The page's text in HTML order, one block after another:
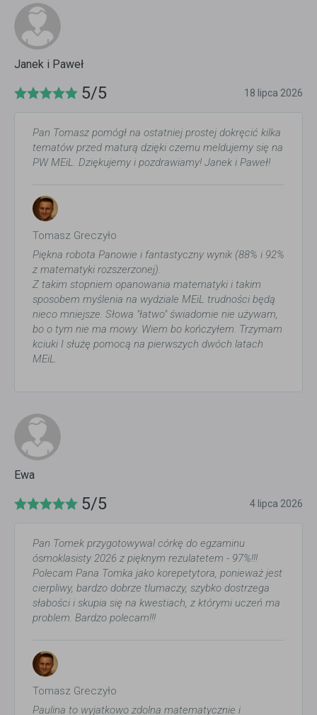
Janek i Paweł
5/5 18 lipca 2026
Pan Tomasz pomógł na ostatniej prostej dokręcić kilka
tematów przed maturą dzięki czemu meldujemy się na
PW MEiL. Dziękujemy i pozdrawiamy! Janek i Paweł!
Tomasz Greczyło
Piękna robota Panowie i fantastyczny wynik (88% i 92%
z matematyki rozszerzonej).
Z takim stopniem opanowania matematyki i takim
sposobem myślenia na wydziale MEiL trudności będą
nieco mniejsze. Słowa "łatwo" świadomie nie używam,
bo o tym nie ma mowy. Wiem bo kończyłem. Trzymam
kciuki I służę pomocą na pierwszych dwóch latach
MEiL.
Ewa
5/5 4 lipca 2026
Pan Tomek przygotowywal córkę do egzaminu
ósmoklasisty 2026 z pięknym rezulatetem - 97%!!!
Polecam Pana Tomka jako korepetytora, ponieważ jest
cierpliwy, bardzo dobrze tlumaczy, szybko dostrzega
słabości i skupia się na kwestiach, z którymi uczeń ma
problem. Bardzo polecam!!!
Tomasz Greczyło
Paulina to wyjatkowo zdolna matematycznie i